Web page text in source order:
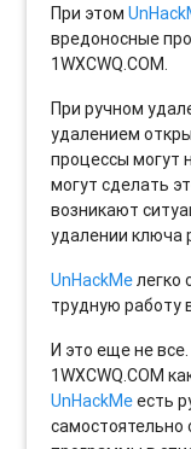
При этом
вредоносные
1WXCWQ.COM.
При ручном
удалением
процессы могут
могут сделать
возникают
удалении ключа
UnHackMeлегко
трудную работу
И это еще не
1WXCWQ.COM
UnHackMeесть